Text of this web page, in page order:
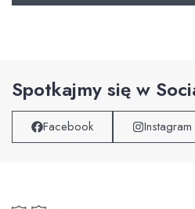
Spotkajmy się w
Facebook Instagram